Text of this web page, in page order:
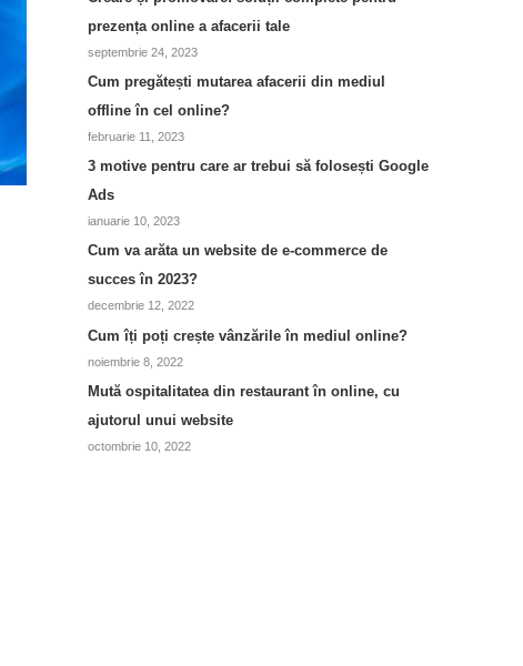
prezența online a afacerii tale
septembrie 24, 2023
Cum pregătești mutarea afacerii din mediul
offline în cel online?
februarie 11, 2023
3 motive pentru care ar trebui să folosești Google
Ads
ianuarie 10, 2023
Cum va arăta un website de e-commerce de
succes în 2023?
decembrie 12, 2022
Cum îți poți crește vânzările în mediul online?
noiembrie 8, 2022
Mută ospitalitatea din restaurant în online, cu
ajutorul unui website
octombrie 10, 2022